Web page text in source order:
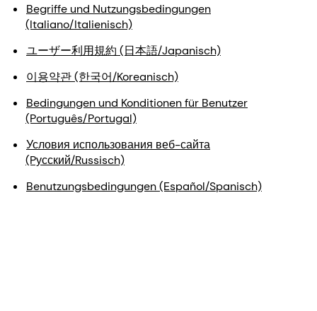
Begriffe und Nutzungsbedingungen
(Italiano/Italienisch)
ユーザー利用規約 (日本語/Japanisch)
이용약관 (한국어/Koreanisch)
Bedingungen und Konditionen für Benutzer
(Português/Portugal)
Условия использования веб-сайта
(Pусский/Russisch)
Benutzungsbedingungen (Español/Spanisch)